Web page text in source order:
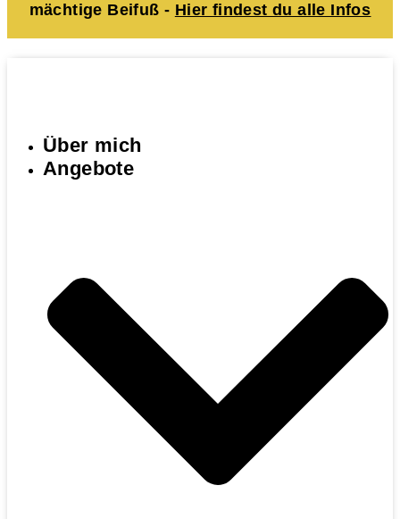
mächtige Beifuß - Hier findest du alle Infos
Über mich
Angebote